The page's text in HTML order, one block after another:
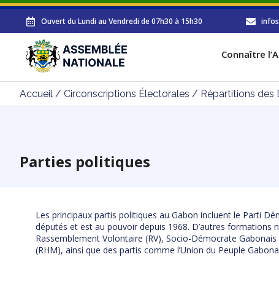
Ouvert du Lundi au Vendredi de 07h30 à 15h30
Connaître
Accueil / Circonscriptions Électorales / Répartitions des
Parties politiques
Les principaux partis politiques au Gabon incluent le Parti
députés et est au pouvoir depuis 1968. D’autres formations
Rassemblement Volontaire (RV), Socio-Démocrate
(RHM), ainsi que des partis comme l’Union du Peuple